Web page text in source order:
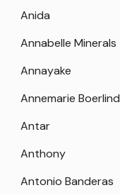
Anida
Annabelle Minerals
Annayake
Annemarie Boerlind
Antar
Anthony
Antonio Banderas